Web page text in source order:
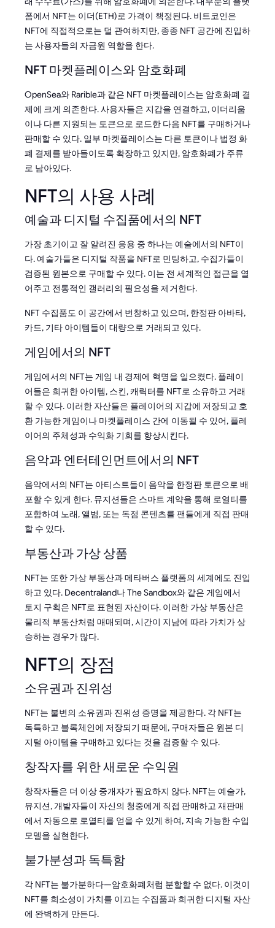
폼에서 NFT는 이더(ETH)로 가격이 책정된다. 비트코인은
NFT에 직접적으로는 덜 관여하지만, 종종 NFT 공간에 진입하
는 사용자들의 자금원 역할을 한다.
NFT 마켓플레이스와 암호화폐
OpenSea와 Rarible과 같은 NFT 마켓플레이스는 암호화폐 결
제에 크게 의존한다. 사용자들은 지갑을 연결하고, 이더리움
이나 다른 지원되는 토큰으로 로드한 다음 NFT를 구매하거나
판매할 수 있다. 일부 마켓플레이스는 다른 토큰이나 법정 화
폐 결제를 받아들이도록 확장하고 있지만, 암호화폐가 주류
로 남아있다.
NFT의 사용 사례
예술과 디지털 수집품에서의 NFT
가장 초기이고 잘 알려진 응용 중 하나는 예술에서의 NFT이
다. 예술가들은 디지털 작품을 NFT로 민팅하고, 수집가들이
검증된 원본으로 구매할 수 있다. 이는 전 세계적인 접근을 열
어주고 전통적인 갤러리의 필요성을 제거한다.
NFT 수집품도 이 공간에서 번창하고 있으며, 한정판 아바타,
카드, 기타 아이템들이 대량으로 거래되고 있다.
게임에서의 NFT
게임에서의 NFT는 게임 내 경제에 혁명을 일으켰다. 플레이
어들은 희귀한 아이템, 스킨, 캐릭터를 NFT로 소유하고 거래
할 수 있다. 이러한 자산들은 플레이어의 지갑에 저장되고 호
환 가능한 게임이나 마켓플레이스 간에 이동될 수 있어, 플레
이어의 주체성과 수익화 기회를 향상시킨다.
음악과 엔터테인먼트에서의 NFT
음악에서의 NFT는 아티스트들이 음악을 한정판 토큰으로 배
포할 수 있게 한다. 뮤지션들은 스마트 계약을 통해 로열티를
포함하여 노래, 앨범, 또는 독점 콘텐츠를 팬들에게 직접 판매
할 수 있다.
부동산과 가상 상품
NFT는 또한 가상 부동산과 메타버스 플랫폼의 세계에도 진입
하고 있다. Decentraland나 The Sandbox와 같은 게임에서
토지 구획은 NFT로 표현된 자산이다. 이러한 가상 부동산은
물리적 부동산처럼 매매되며, 시간이 지남에 따라 가치가 상
승하는 경우가 많다.
NFT의 장점
소유권과 진위성
NFT는 불변의 소유권과 진위성 증명을 제공한다. 각 NFT는
독특하고 블록체인에 저장되기 때문에, 구매자들은 원본 디
지털 아이템을 구매하고 있다는 것을 검증할 수 있다.
창작자를 위한 새로운 수익원
창작자들은 더 이상 중개자가 필요하지 않다. NFT는 예술가,
뮤지션, 개발자들이 자신의 청중에게 직접 판매하고 재판매
에서 자동으로 로열티를 얻을 수 있게 하여, 지속 가능한 수입
모델을 실현한다.
불가분성과 독특함
각 NFT는 불가분하다—암호화폐처럼 분할할 수 없다. 이것이
NFT를 희소성이 가치를 이끄는 수집품과 희귀한 디지털 자산
에 완벽하게 만든다.